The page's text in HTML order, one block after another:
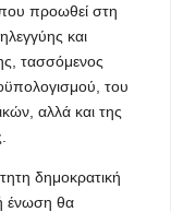
που προωθεί στη
και
τασσόμενος
του
αλλά και της
δημοκρατική
ένωση θα